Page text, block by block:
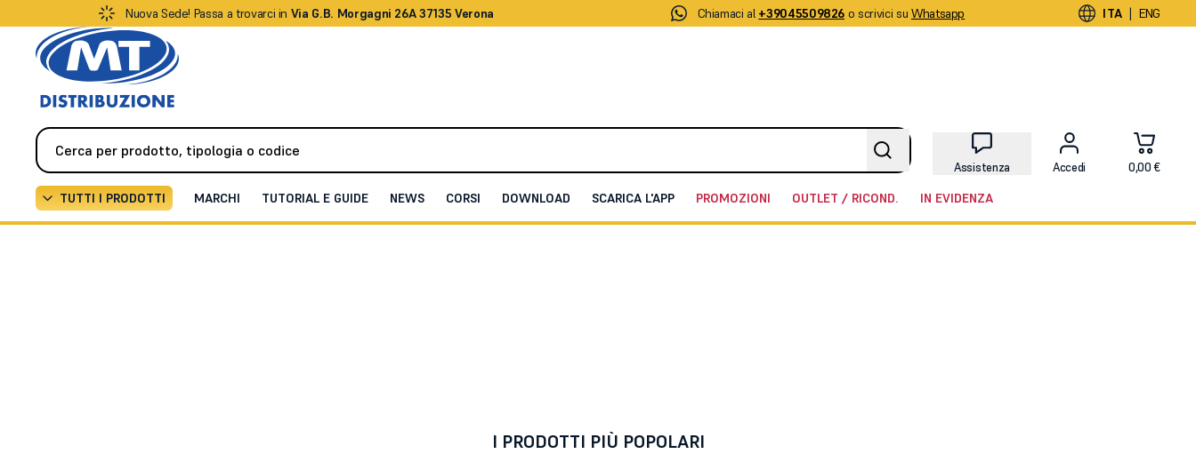
Nuova Sede! Passa a trovarci in Via G.B. Morgagni 26A 37135 Verona Chiamaci al +39045509826 o scrivici su Whatsapp ITA | ENG
Assistenza Accedi 0,00 €
TUTTI I PRODOTTI MARCHI TUTORIAL E GUIDE NEWS CORSI DOWNLOAD SCARICA L'APP PROMOZIONI OUTLET / RICOND. IN EVIDENZA
I PRODOTTI PIÙ POPOLARI